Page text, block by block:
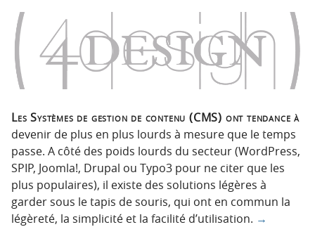
Les Systèmes de gestion de contenu (CMS) ont tendance à
devenir de plus en plus lourds à mesure que le temps
passe. A côté des poids lourds du secteur (WordPress,
SPIP, Joomla!, Drupal ou Typo3 pour ne citer que les
plus populaires), il existe des solutions légères à
garder sous le tapis de souris, qui ont en commun la
légèreté, la simplicité et la facilité d’utilisation. →